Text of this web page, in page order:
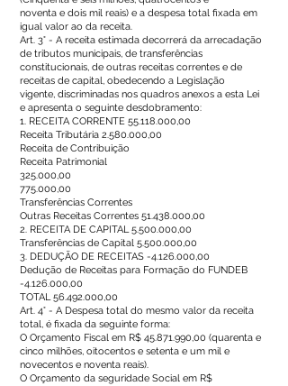
noventa e dois mil reais) e a despesa total fixada em
igual valor ao da receita.
Art. 3° - A receita estimada decorrerá da arrecadação
de tributos municipais, de transferências
constitucionais, de outras receitas correntes e de
receitas de capital, obedecendo a Legislação
vigente, discriminadas nos quadros anexos a esta Lei
e apresenta o seguinte desdobramento:
1. RECEITA CORRENTE 55.118.000,00
Receita Tributária 2.580.000,00
Receita de Contribuição
Receita Patrimonial
325.000,00
775.000,00
Transferências Correntes
Outras Receitas Correntes 51.438.000,00
2. RECEITA DE CAPITAL5.500.000,00
Transferências de Capital 5.500.000,00
3. DEDUÇÃO DE RECEITAS -4.126.000,00
Dedução de Receitas para Formação do FUNDEB
-4.126.000,00
TOTAL56.492.000,00
Art. 4° - A Despesa total do mesmo valor da receita
total, é fixada da seguinte forma:
O Orçamento Fiscal em R$ 45.871.990,00 (quarenta e
cinco milhões, oitocentos e setenta e um mil e
novecentos e noventa reais).
O Orçamento da seguridade Social em R$